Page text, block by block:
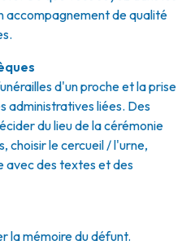
accompagnement de qualité
d'un proche et la prise
administratives liées. Des
du lieu de la cérémonie
choisir le cercueil / l'urne,
avec des textes et des
la mémoire du défunt.